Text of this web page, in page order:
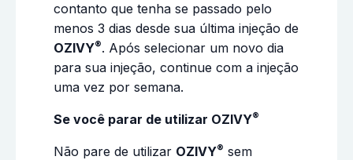
contanto que tenha se passado pelo
menos 3 dias desde sua última injeção de
OZIVY®. Após selecionar um novo dia
para sua injeção, continue com a injeção
uma vez por semana.
Se você parar de utilizar OZIVY®
Não pare de utilizar OZIVY® sem